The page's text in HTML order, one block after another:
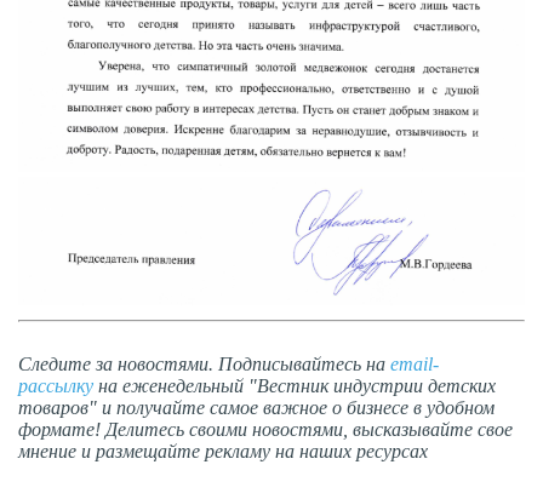
Следите за новостями. Подписывайтесь на email-
рассылку на еженедельный "Вестник индустрии детских
товаров" и получайте самое важное о бизнесе в удобном
формате! Делитесь своими новостями, высказывайте свое
мнение и размещайте рекламу на наших ресурсах